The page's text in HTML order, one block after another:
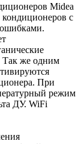
Midea
с
Так же одним
При
режим
ДУ. WiFi